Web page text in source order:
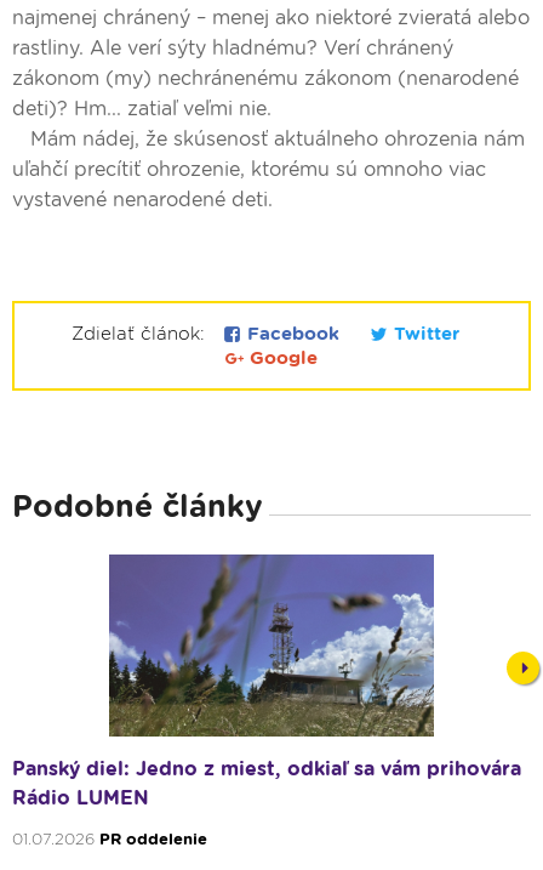
najmenej chránený – menej ako niektoré zvieratá alebo
rastliny. Ale verí sýty hladnému? Verí chránený
zákonom (my) nechránenému zákonom (nenarodené
deti)? Hm... zatiaľ veľmi nie.
Mám nádej, že skúsenosť aktuálneho ohrozenia nám
uľahčí precítiť ohrozenie, ktorému sú omnoho viac
vystavené nenarodené deti.
Zdielať článok: Facebook
Twitter
Google
Podobné články
Panský diel: Jedno z miest, odkiaľ sa vám prihovára
Rádio LUMEN
01.07.2026 PR oddelenie